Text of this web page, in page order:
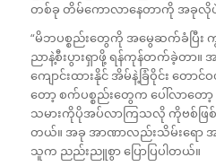
တစ်ခု တိမ်ကောလာနေတာကို အခုလို
“မိဘပစ္စည်းတွေကို အမွေဆက်ခံပြီး
ညာနဲ့စီးပွားရှာဖို့ ရန်ကုန်တက်ခဲ့တာ
ကျောင်းထားနိုင် အိမ်နဲ့ခြံဝိုင်း တေ
တော့ စက်ပစ္စည်းတွေက ပေါ်လာ
သမားကိုပိုအပ်လာကြသလို ကိုဗစ်ဖြစ်
တယ်။ အခု အာဏာလည်းသိမ်းရော
သူက ညည်းညူစွာ ပြောပြပါတယ်။